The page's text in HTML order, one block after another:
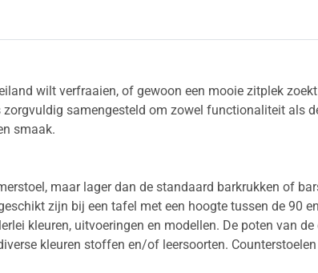
wilt verfraaien, of gewoon een mooie zitplek
samengesteld om zowel functionaliteit als
smaak.
maar lager dan de standaard barkrukken of
zijn bij een tafel met een hoogte tussen de 90
kleuren, uitvoeringen en modellen. De poten van
kleuren stoffen en/of leersoorten.